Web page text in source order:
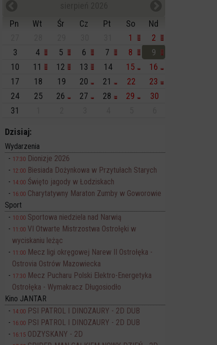
Pn
Wt Śr Cz Pt So
Nd
1
2
3
4 5 6 7 8
9
10
11 12 13 14 15
16
17
18 19 20 21 22
23
24
25 26 27 28 29
30
31
Dzisiaj:
Wydarzenia
17:30 Dionizje 2026
12:00 Biesiada Dożynkowa w Przytułach Starych
14:00 Święto jagody w Łodziskach
16:00 Charytatywny Maraton Zumby w Goworowie
Sport
10:00 Sportowa niedziela nad Narwią
11:00 VI Otwarte Mistrzostwa Ostrołęki w
wyciskaniu leżąc
11:00 Mecz ligi okręgowej Narew II Ostrołęka -
Ostrovia Ostrów Mazowiecka
17:30 Mecz Pucharu Polski Elektro-Energetyka
Ostrołęka - Wymakracz Długosiodło
Kino JANTAR
14:00 PSI PATROL I DINOZAURY - 2D DUB
16:00 PSI PATROL I DINOZAURY - 2D DUB
16:15 ODZYSKANY - 2D